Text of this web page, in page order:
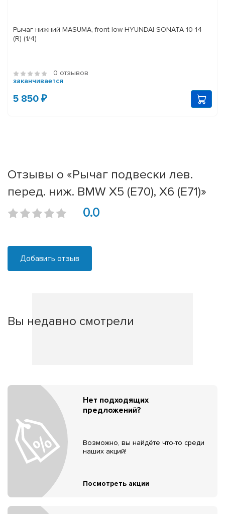
Рычаг нижний MASUMA, front low HYUNDAI SONATA 10-14
(R) (1/4)
0 отзывов
заканчивается
5 850 ₽
Отзывы о «Рычаг подвески лев.
перед. ниж. BMW X5 (E70), X6 (E71)»
0.0
Добавить отзыв
Вы недавно смотрели
Нет подходящих
предложений?
Возможно, вы найдёте что-то среди
наших акций!
Посмотреть акции